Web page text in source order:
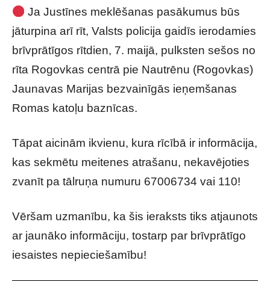
Ja Justīnes meklēšanas pasākumus būs
jāturpina arī rīt, Valsts policija gaidīs ierodamies
brīvprātīgos rītdien, 7. maijā, pulksten sešos no
rīta Rogovkas centrā pie Nautrēnu (Rogovkas)
Jaunavas Marijas bezvainīgās ieņemšanas
Romas katoļu baznīcas.
Tāpat aicinām ikvienu, kura rīcībā ir informācija,
kas sekmētu meitenes atrašanu, nekavējoties
zvanīt pa tālruņa numuru 67006734 vai 110!
Vēršam uzmanību, ka šis ieraksts tiks atjaunots
ar jaunāko informāciju, tostarp par brīvprātīgo
iesaistes nepieciešamību!